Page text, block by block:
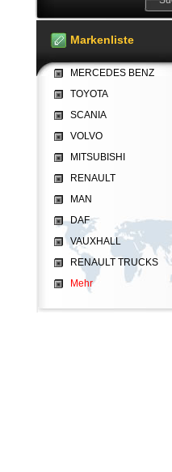
Markenliste
MERCEDES BENZ
TOYOTA
SCANIA
VOLVO
MITSUBISHI
RENAULT
MAN
DAF
VAUXHALL
RENAULT TRUCKS
Mehr